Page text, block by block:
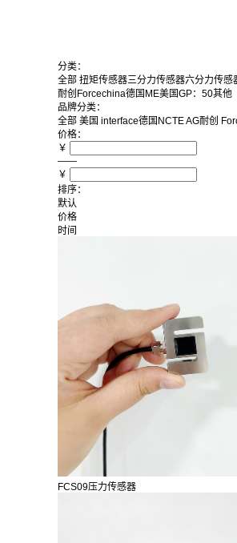
分类：
全部 扭矩传感器三分力传感器六分力传感
耐创Forcechina德国ME美国GP：50其他
品牌分类：
全部 美国 interface德国NCTE AG耐创
价格：
￥
——
￥
排序：
默认
价格
时间
FCS09压力传感器